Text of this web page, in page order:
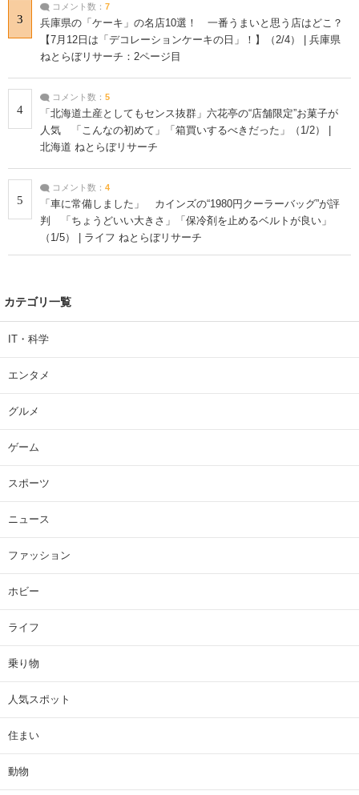
3
コメント数： 7
兵庫県の「ケーキ」の名店10選！ 一番うまいと思う店はどこ？
【7月12日は「デコレーションケーキの日」！】（2/4） | 兵庫県
ねとらぼリサーチ：2ページ目
4
コメント数： 5
「北海道土産としてもセンス抜群」六花亭の“店舗限定”お菓子が
人気 「こんなの初めて」「箱買いするべきだった」（1/2） |
北海道 ねとらぼリサーチ
5
コメント数： 4
「車に常備しました」 カインズの“1980円クーラーバッグ”が評
判 「ちょうどいい大きさ」「保冷剤を止めるベルトが良い」
（1/5） | ライフ ねとらぼリサーチ
カテゴリ一覧
IT・科学
エンタメ
グルメ
ゲーム
スポーツ
ニュース
ファッション
ホビー
ライフ
乗り物
人気スポット
住まい
動物